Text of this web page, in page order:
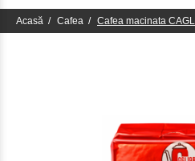
Acasă Cafea Cafea macinata